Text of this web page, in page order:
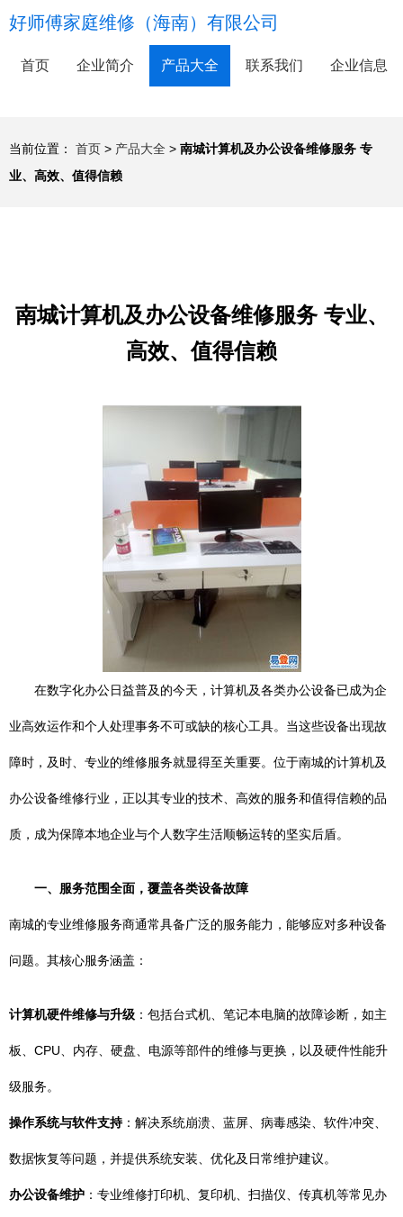
好师傅家庭维修（海南）有限公司
首页 企业简介 产品大全 联系我们 企业信息
当前位置： 首页 > 产品大全 > 南城计算机及办公设备维修服务 专
业、高效、值得信赖
南城计算机及办公设备维修服务 专业、
高效、值得信赖
在数字化办公日益普及的今天，计算机及各类办公设备已成为企
业高效运作和个人处理事务不可或缺的核心工具。当这些设备出现故
障时，及时、专业的维修服务就显得至关重要。位于南城的计算机及
办公设备维修行业，正以其专业的技术、高效的服务和值得信赖的品
质，成为保障本地企业与个人数字生活顺畅运转的坚实后盾。
一、服务范围全面，覆盖各类设备故障
南城的专业维修服务商通常具备广泛的服务能力，能够应对多种设备
问题。其核心服务涵盖：
计算机硬件维修与升级 ：包括台式机、笔记本电脑的故障诊断，如主
板、CPU、内存、硬盘、电源等部件的维修与更换，以及硬件性能升
级服务。
操作系统与软件支持：解决系统崩溃、蓝屏、病毒感染、软件冲突、
数据恢复等问题，并提供系统安装、优化及日常维护建议。
办公设备维护 ：专业维修打印机、复印机、扫描仪、传真机等常见办